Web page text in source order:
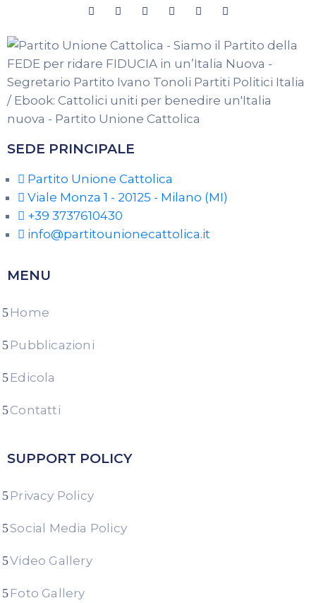
SEDE PRINCIPALE
Partito Unione Cattolica
Viale Monza 1 - 20125 - Milano (MI)
+39 3737610430
info@partitounionecattolica.it
MENU
Home
Pubblicazioni
Edicola
Contatti
SUPPORT POLICY
Privacy Policy
Social Media Policy
Video Gallery
Foto Gallery